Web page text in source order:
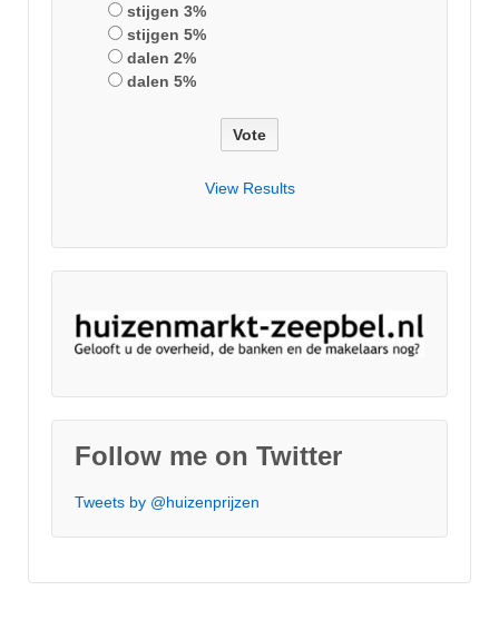
stijgen 3%
stijgen 5%
dalen 2%
dalen 5%
View Results
Follow me on Twitter
Tweets by @huizenprijzen